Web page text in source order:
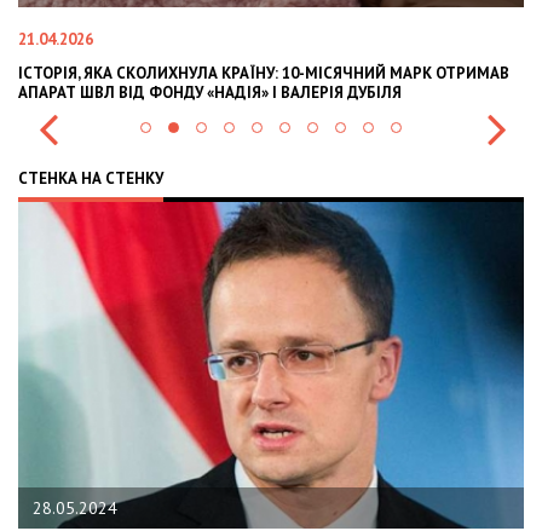
21.04.2026
ІСТОРІЯ, ЯКА СКОЛИХНУЛА КРАЇНУ: 10-МІСЯЧНИЙ МАРК ОТРИМАВ
АПАРАТ ШВЛ ВІД ФОНДУ «НАДІЯ» І ВАЛЕРІЯ ДУБІЛЯ
СТЕНКА НА СТЕНКУ
28.05.2024